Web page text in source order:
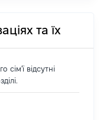
та їх
сім'ї відсутні